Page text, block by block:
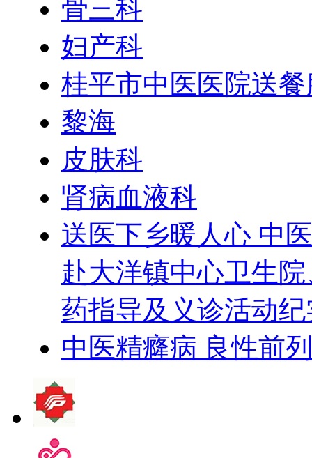
骨三科
妇产科
桂平市中医医院送
黎海
皮肤科
肾病血液科
送医下乡暖人心 中
赴大洋镇中心卫生
药指导及义诊活动纪
中医精癃病 良性前